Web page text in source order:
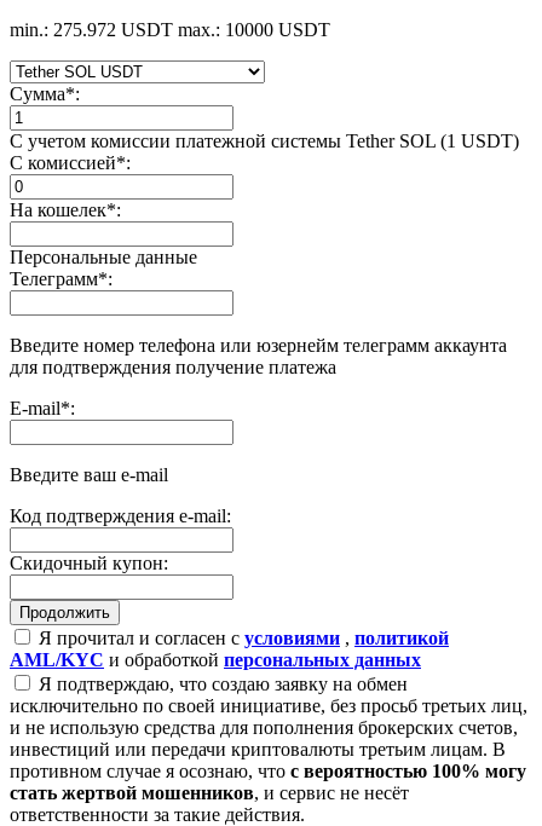
min.: 275.972 USDT max.: 10000 USDT
Сумма*:
С учетом комиссии платежной системы Tether SOL (1 USDT)
С комиссией*:
На кошелек*:
Персональные данные
Телеграмм*:
Введите номер телефона или юзернейм телеграмм аккаунта
для подтверждения получение платежа
E-mail*:
Введите ваш e-mail
Код подтверждения e-mail:
Скидочный купон:
Я прочитал и согласен с условиями , политикой
AML/KYC и обработкой персональных данных
Я подтверждаю, что создаю заявку на обмен
исключительно по своей инициативе, без просьб третьих лиц,
и не использую средства для пополнения брокерских счетов,
инвестиций или передачи криптовалюты третьим лицам. В
противном случае я осознаю, что с вероятностью 100% могу
стать жертвой мошенников, и сервис не несёт
ответственности за такие действия.